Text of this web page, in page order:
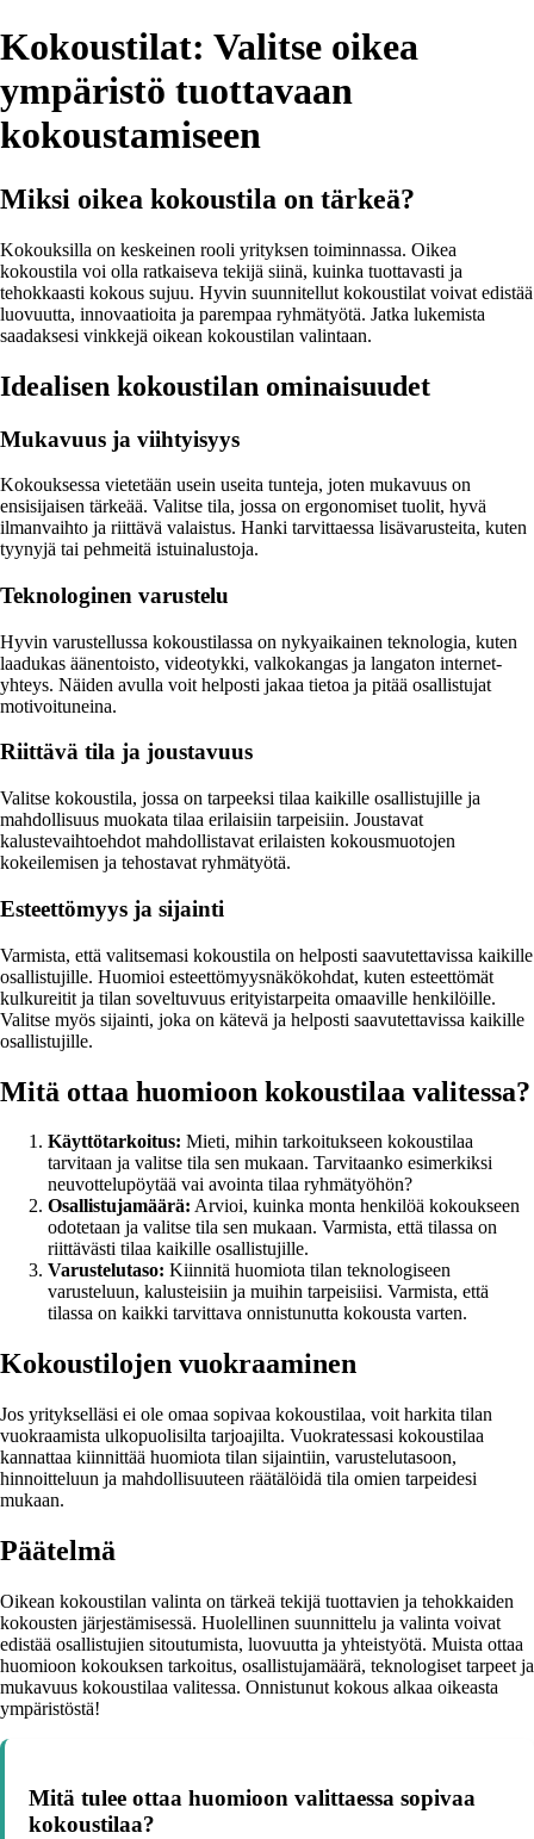
Kokoustilat: Valitse oikea
ympäristö tuottavaan
kokoustamiseen
Miksi oikea kokoustila on tärkeä?
Kokouksilla on keskeinen rooli yrityksen toiminnassa. Oikea
kokoustila voi olla ratkaiseva tekijä siinä, kuinka tuottavasti ja
tehokkaasti kokous sujuu. Hyvin suunnitellut kokoustilat voivat edistää
luovuutta, innovaatioita ja parempaa ryhmätyötä. Jatka lukemista
saadaksesi vinkkejä oikean kokoustilan valintaan.
Idealisen kokoustilan ominaisuudet
Mukavuus ja viihtyisyys
Kokouksessa vietetään usein useita tunteja, joten mukavuus on
ensisijaisen tärkeää. Valitse tila, jossa on ergonomiset tuolit, hyvä
ilmanvaihto ja riittävä valaistus. Hanki tarvittaessa lisävarusteita, kuten
tyynyjä tai pehmeitä istuinalustoja.
Teknologinen varustelu
Hyvin varustellussa kokoustilassa on nykyaikainen teknologia, kuten
laadukas äänentoisto, videotykki, valkokangas ja langaton internet-
yhteys. Näiden avulla voit helposti jakaa tietoa ja pitää osallistujat
motivoituneina.
Riittävä tila ja joustavuus
Valitse kokoustila, jossa on tarpeeksi tilaa kaikille osallistujille ja
mahdollisuus muokata tilaa erilaisiin tarpeisiin. Joustavat
kalustevaihtoehdot mahdollistavat erilaisten kokousmuotojen
kokeilemisen ja tehostavat ryhmätyötä.
Esteettömyys ja sijainti
Varmista, että valitsemasi kokoustila on helposti saavutettavissa kaikille
osallistujille. Huomioi esteettömyysnäkökohdat, kuten esteettömät
kulkureitit ja tilan soveltuvuus erityistarpeita omaaville henkilöille.
Valitse myös sijainti, joka on kätevä ja helposti saavutettavissa kaikille
osallistujille.
Mitä ottaa huomioon kokoustilaa valitessa?
Käyttötarkoitus: Mieti, mihin tarkoitukseen kokoustilaa
tarvitaan ja valitse tila sen mukaan. Tarvitaanko esimerkiksi
neuvottelupöytää vai avointa tilaa ryhmätyöhön?
Osallistujamäärä: Arvioi, kuinka monta henkilöä kokoukseen
odotetaan ja valitse tila sen mukaan. Varmista, että tilassa on
riittävästi tilaa kaikille osallistujille.
Varustelutaso: Kiinnitä huomiota tilan teknologiseen
varusteluun, kalusteisiin ja muihin tarpeisiisi. Varmista, että
tilassa on kaikki tarvittava onnistunutta kokousta varten.
Kokoustilojen vuokraaminen
Jos yritykselläsi ei ole omaa sopivaa kokoustilaa, voit harkita tilan
vuokraamista ulkopuolisilta tarjoajilta. Vuokratessasi kokoustilaa
kannattaa kiinnittää huomiota tilan sijaintiin, varustelutasoon,
hinnoitteluun ja mahdollisuuteen räätälöidä tila omien tarpeidesi
mukaan.
Päätelmä
Oikean kokoustilan valinta on tärkeä tekijä tuottavien ja tehokkaiden
kokousten järjestämisessä. Huolellinen suunnittelu ja valinta voivat
edistää osallistujien sitoutumista, luovuutta ja yhteistyötä. Muista ottaa
huomioon kokouksen tarkoitus, osallistujamäärä, teknologiset tarpeet ja
mukavuus kokoustilaa valitessa. Onnistunut kokous alkaa oikeasta
ympäristöstä!
Mitä tulee ottaa huomioon valittaessa sopivaa
kokoustilaa?